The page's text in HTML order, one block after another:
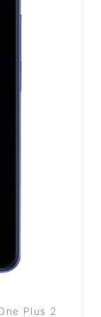
Plus 2